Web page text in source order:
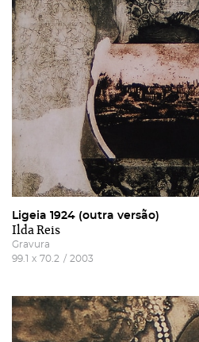
Ligeia 1924 (outra versão)
Ilda Reis
Gravura
99.1 x 70.2 / 2003